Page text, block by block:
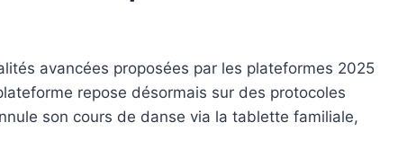
avancées proposées par les plateformes 2025
repose désormais sur des protocoles
son cours de danse via la tablette familiale,